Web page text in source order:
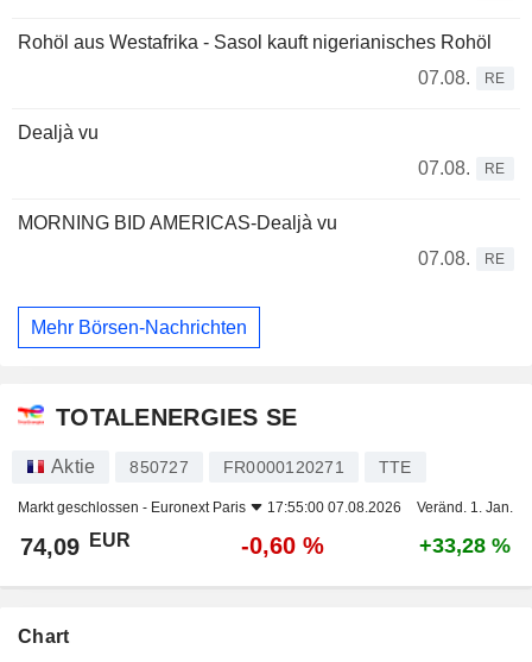
Rohöl aus Westafrika - Sasol kauft nigerianisches Rohöl
07.08.
RE
Dealjà vu
07.08.
RE
MORNING BID AMERICAS-Dealjà vu
07.08.
RE
Mehr Börsen-Nachrichten
TOTALENERGIES SE
Aktie 850727 FR0000120271 TTE
Markt geschlossen - Euronext Paris 17:55:00 07.08.2026 Veränd. 1. Jan.
74,09 EUR -0,60 % +33,28 %
Chart